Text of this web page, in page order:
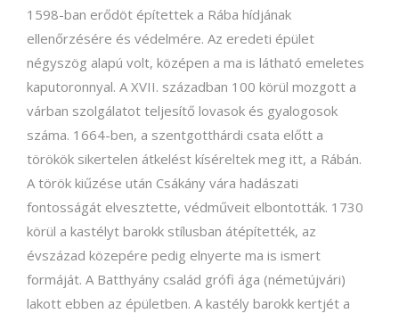
1598-ban erődöt építettek a Rába hídjának
ellenőrzésére és védelmére. Az eredeti épület
négyszög alapú volt, középen a ma is látható emeletes
kaputoronnyal. A XVII. században 100 körül mozgott a
várban szolgálatot teljesítő lovasok és gyalogosok
száma. 1664-ben, a szentgotthárdi csata előtt a
törökök sikertelen átkelést kíséreltek meg itt, a Rábán.
A török kiűzése után Csákány vára hadászati
fontosságát elvesztette, védműveit elbontották. 1730
körül a kastélyt barokk stílusban átépítették, az
évszázad közepére pedig elnyerte ma is ismert
formáját. A Batthyány család grófi ága (németújvári)
lakott ebben az épületben. A kastély barokk kertjét a